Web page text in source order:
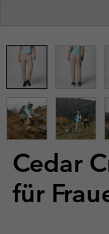
Cedar
für